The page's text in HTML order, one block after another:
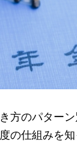
方のパター
仕組みを知